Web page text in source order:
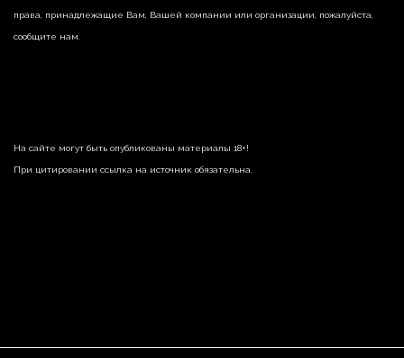
права, принадлежащие Вам, Вашей компании или организации, пожалуйста,
сообщите нам.
На сайте могут быть опубликованы материалы 18+!
При цитировании ссылка на источник обязательна.